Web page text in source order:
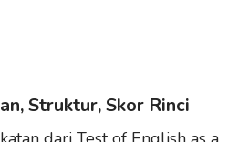
Struktur, Skor Rinci